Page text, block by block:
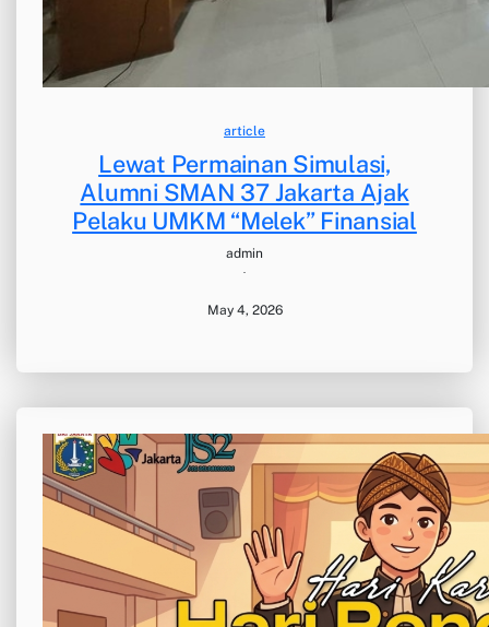
article
Lewat Permainan Simulasi,
Alumni SMAN 37 Jakarta Ajak
Pelaku UMKM “Melek” Finansial
admin
·
May 4, 2026